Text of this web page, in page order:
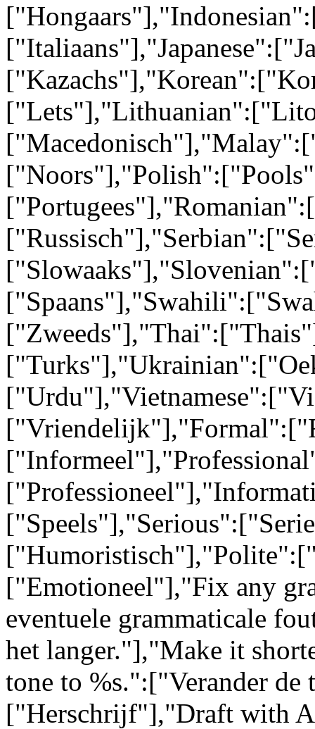
["Emotioneel"],"Fix any
eventuele grammaticale
het langer."],"Make it
tone to %s.":["Verander de
["Herschrijf"],"Draft with